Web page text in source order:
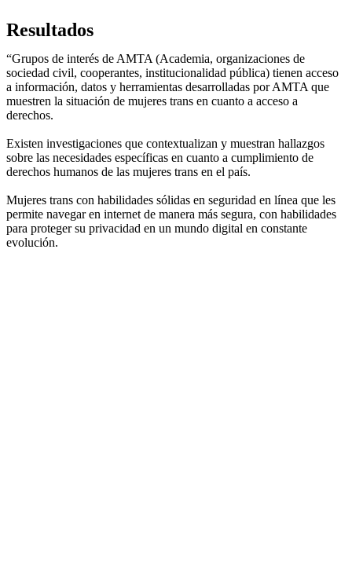
Resultados
“Grupos de interés de AMTA (Academia, organizaciones de
sociedad civil, cooperantes, institucionalidad pública) tienen acceso
a información, datos y herramientas desarrolladas por AMTA que
muestren la situación de mujeres trans en cuanto a acceso a
derechos.
Existen investigaciones que contextualizan y muestran hallazgos
sobre las necesidades específicas en cuanto a cumplimiento de
derechos humanos de las mujeres trans en el país.
Mujeres trans con habilidades sólidas en seguridad en línea que les
permite navegar en internet de manera más segura, con habilidades
para proteger su privacidad en un mundo digital en constante
evolución.